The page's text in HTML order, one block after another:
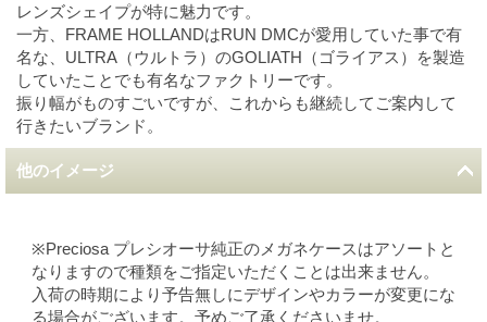
レンズシェイプが特に魅力です。
一方、FRAME HOLLANDはRUN DMCが愛用していた事で有
名な、ULTRA（ウルトラ）のGOLIATH（ゴライアス）を製造
していたことでも有名なファクトリーです。
振り幅がものすごいですが、これからも継続してご案内して
行きたいブランド。
他のイメージ
※Preciosa プレシオーサ純正のメガネケースはアソートと
なりますので種類をご指定いただくことは出来ません。
入荷の時期により予告無しにデザインやカラーが変更にな
る場合がございます。予めご了承くださいませ。